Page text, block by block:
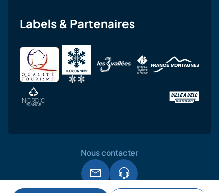
Labels & Partenaires
Nous contacter